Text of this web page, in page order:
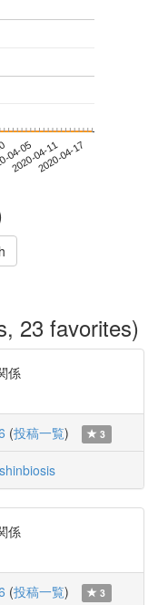
04-05
2020-04-112020-04-17
23 favorites)
係
(投稿一覧) 3
係
(投稿一覧) 3